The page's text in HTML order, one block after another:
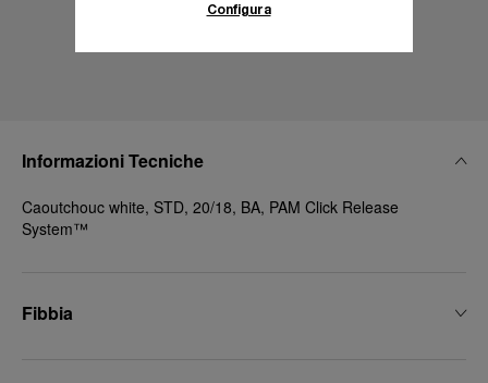
Informazioni Tecniche
Caoutchouc white, STD, 20/18, BA, PAM Click Release
System™
Fibbia
Configura